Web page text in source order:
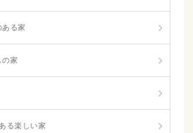
ある家
の家
る楽しい家